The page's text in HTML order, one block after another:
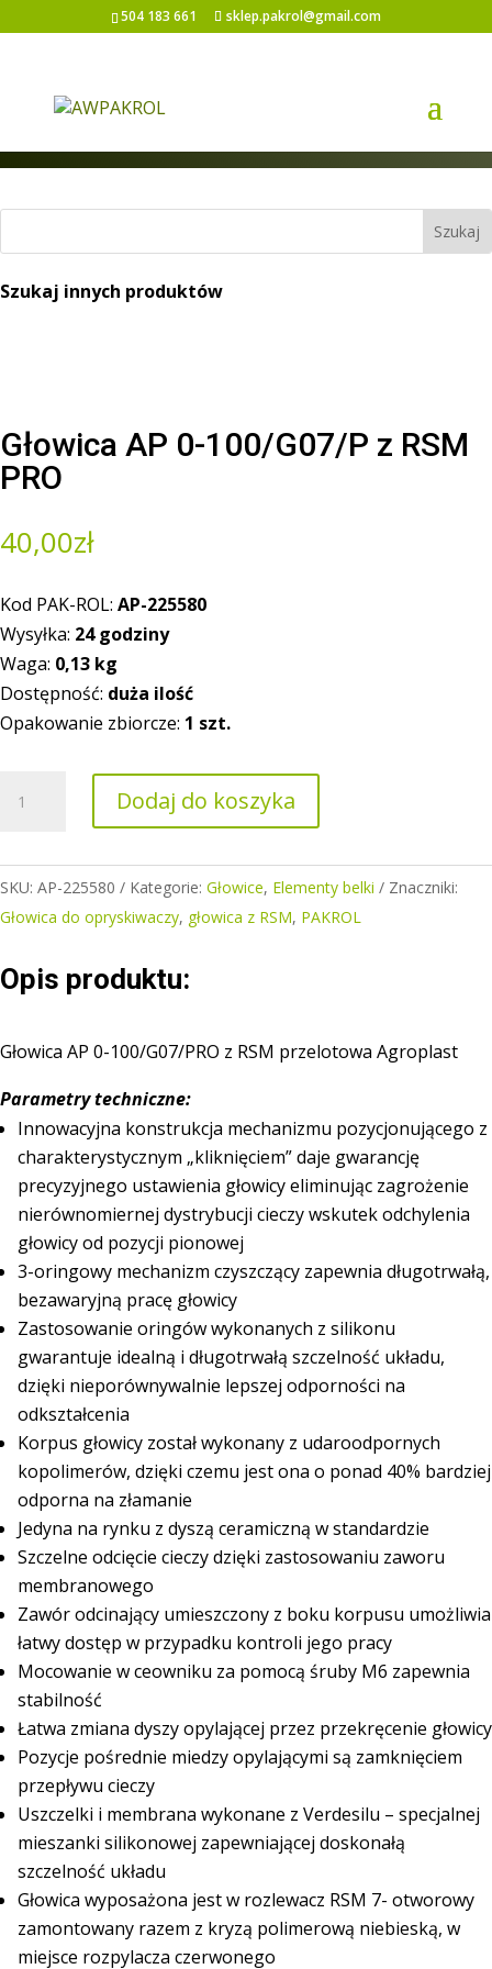
504 183 661 sklep.pakrol@gmail.com
Strona główna
/ Głowica AP 0-
100/G07/P z RSM PRO
Szukaj innych produktów
Głowica AP 0-100/G07/P z RSM
PRO
40,00zł
Kod PAK-ROL: AP-225580
Wysyłka: 24 godziny
Waga: 0,13 kg
Dostępność: duża ilość
Opakowanie zbiorcze: 1 szt.
Głowica
0-
RSM
PRO
Dodaj do koszyka
SKU: AP-225580 Kategorie: Głowice, Elementy belki
Znaczniki:
Głowica do opryskiwaczy, głowica z RSM, PAKROL
Opis produktu:
Głowica AP 0-100/G07/PRO z RSM przelotowa Agroplast
Parametry techniczne:
Innowacyjna konstrukcja mechanizmu pozycjonującego z
charakterystycznym „kliknięciem” daje gwarancję
precyzyjnego ustawienia głowicy eliminując zagrożenie
nierównomiernej dystrybucji cieczy wskutek odchylenia
głowicy od pozycji pionowej
3-oringowy mechanizm czyszczący zapewnia długotrwałą,
bezawaryjną pracę głowicy
Zastosowanie oringów wykonanych z silikonu
gwarantuje idealną i długotrwałą szczelność układu,
dzięki nieporównywalnie lepszej odporności na
odkształcenia
Korpus głowicy został wykonany z udaroodpornych
kopolimerów, dzięki czemu jest ona o ponad 40% bardziej
odporna na złamanie
Jedyna na rynku z dyszą ceramiczną w standardzie
Szczelne odcięcie cieczy dzięki zastosowaniu zaworu
membranowego
Zawór odcinający umieszczony z boku korpusu umożliwia
łatwy dostęp w przypadku kontroli jego pracy
Mocowanie w ceowniku za pomocą śruby M6 zapewnia
stabilność
Łatwa zmiana dyszy opylającej przez przekręcenie głowicy
Pozycje pośrednie miedzy opylającymi są zamknięciem
przepływu cieczy
Uszczelki i membrana wykonane z Verdesilu – specjalnej
mieszanki silikonowej zapewniającej doskonałą
szczelność układu
Głowica wyposażona jest w rozlewacz RSM 7- otworowy
zamontowany razem z kryzą polimerową niebieską, w
miejsce rozpylacza czerwonego